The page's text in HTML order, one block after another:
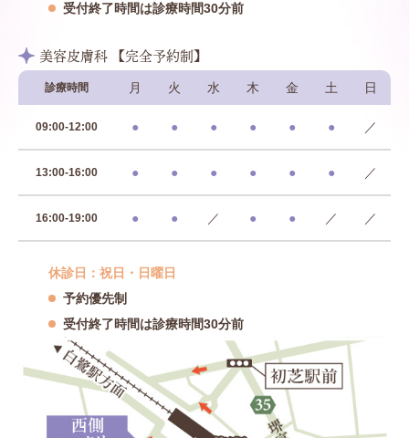
受付終了時間は診療時間30分前
美容皮膚科 【完全予約制】
診療時間 月 火 水 木 金 土 日
09:00-12:00 ● ● ● ● ● ● ／
13:00-16:00 ● ● ● ● ● ● ／
16:00-19:00 ● ● ／ ● ● ／ ／
休診日：祝日・日曜日
予約優先制
受付終了時間は診療時間30分前